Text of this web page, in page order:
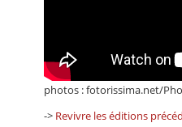
photos : fotorissima.net/
-> Revivre les éditions